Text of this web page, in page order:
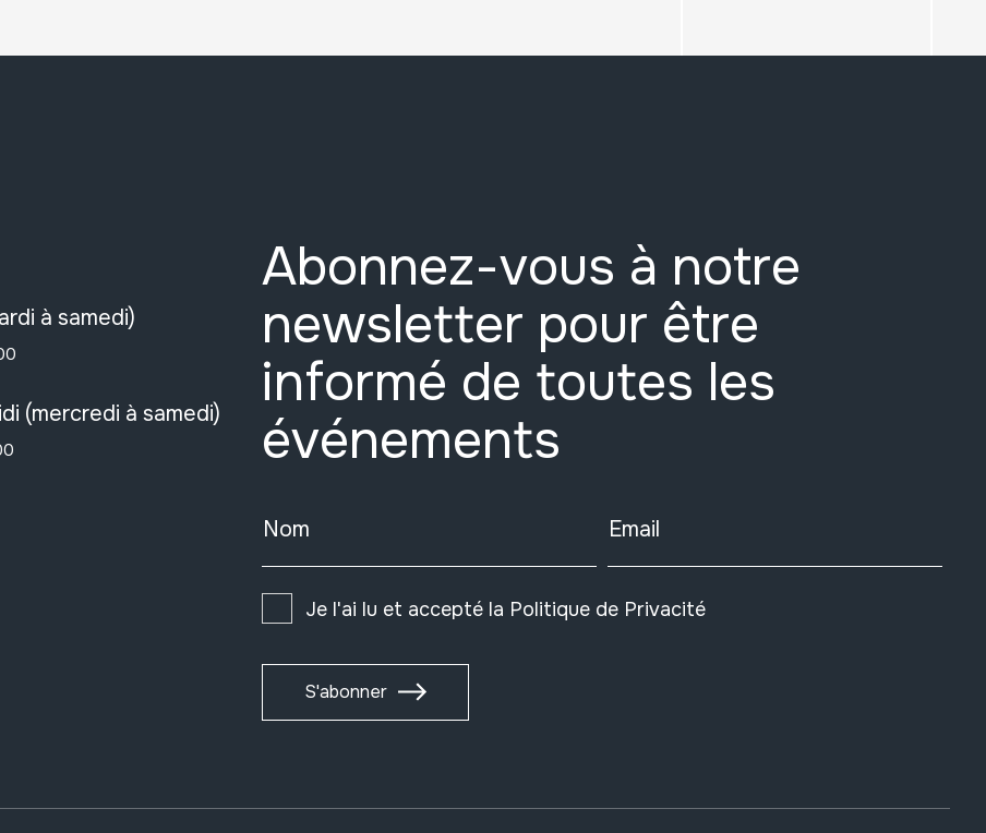
à samedi)
(mercredi à samedi)
Abonnez-vous à notre
newsletter pour être
informé de toutes les
événements
Nom Email
Je l'ai lu et accepté la Politique de Privacité
S'abonner